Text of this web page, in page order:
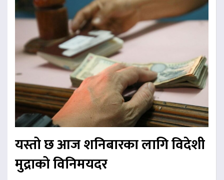
यस्तो छ आज शनिबारका लागि विदेशी
मुद्राको विनिमयदर